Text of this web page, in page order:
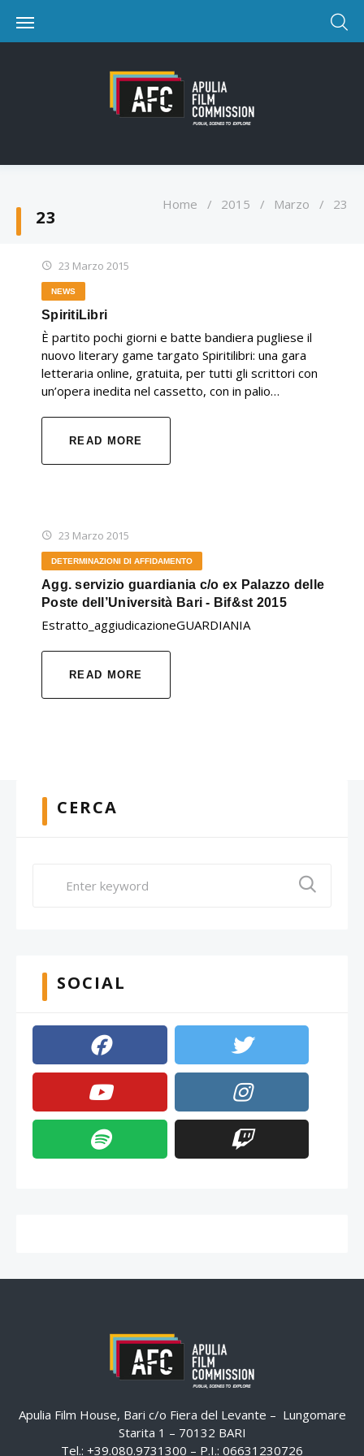
23
Home / 2015 / Marzo / 23
23 Marzo 2015
NEWS
SpiritiLibri
È partito pochi giorni e batte bandiera pugliese il
nuovo literary game targato Spiritilibri: una gara
letteraria online, gratuita, per tutti gli scrittori con
un’opera inedita nel cassetto, con in palio…
READ MORE
23 Marzo 2015
DETERMINAZIONI DI AFFIDAMENTO
Agg. servizio guardiania c/o ex Palazzo delle
Poste dell’Università Bari - Bif&st 2015
Estratto_aggiudicazioneGUARDIANIA
READ MORE
CERCA
SOCIAL
Apulia Film House, Bari c/o Fiera del Levante – Lungomare
Starita 1 – 70132 BARI
Tel.: +39.080.9731300 – P.I.: 06631230726